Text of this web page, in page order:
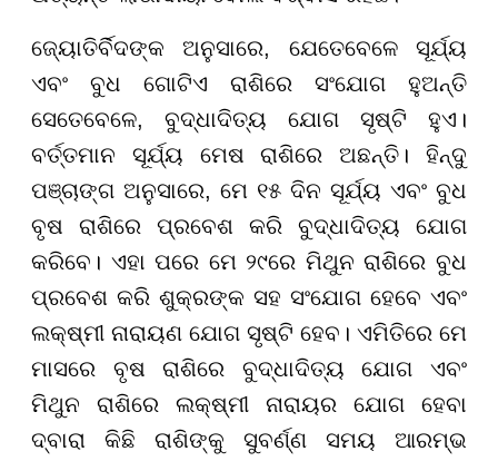
ଜ୍ୟୋତିର୍ବିଦଙ୍କ ଅନୁସାରେ, ଯେତେବେଳେ ସୂର୍ଯ୍ୟ
ଏବଂ ବୁଧ ଗୋଟିଏ ରାଶିରେ ସଂଯୋଗ ହୁଅନ୍ତି
ସେତେବେଳେ, ବୁଦ୍ଧାଦିତ୍ୟ ଯୋଗ ସୃଷ୍ଟି ହୁଏ।
ବର୍ତ୍ତମାନ ସୂର୍ଯ୍ୟ ମେଷ ରାଶିରେ ଅଛନ୍ତି। ହିନ୍ଦୁ
ପଞ୍ଚାଙ୍ଗ ଅନୁସାରେ, ମେ ୧୫ ଦିନ ସୂର୍ଯ୍ୟ ଏବଂ ବୁଧ
ବୃଷ ରାଶିରେ ପ୍ରବେଶ କରି ବୁଦ୍ଧାଦିତ୍ୟ ଯୋଗ
କରିବେ। ଏହା ପରେ ମେ ୨୯ରେ ମିଥୁନ ରାଶିରେ ବୁଧ
ପ୍ରବେଶ କରି ଶୁକ୍ରଙ୍କ ସହ ସଂଯୋଗ ହେବେ ଏବଂ
ଲକ୍ଷ୍ମୀ ନାରାୟଣ ଯୋଗ ସୃଷ୍ଟି ହେବ। ଏମିତିରେ ମେ
ମାସରେ ବୃଷ ରାଶିରେ ବୁଦ୍ଧାଦିତ୍ୟ ଯୋଗ ଏବଂ
ମିଥୁନ ରାଶିରେ ଲକ୍ଷ୍ମୀ ନାରାୟର ଯୋଗ ହେବା
ଦ୍ବାରା କିଛି ରାଶିଙ୍କୁ ସୁବର୍ଣ୍ଣ ସମୟ ଆରମ୍ଭ